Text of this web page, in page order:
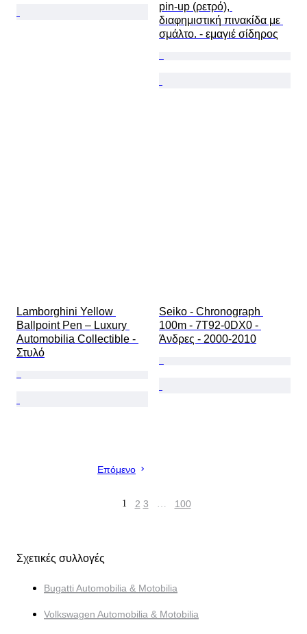
pin‑up (ρετρό),
διαφημιστική πινακίδα με
σμάλτο. - εμαγιέ σίδηρος
Lamborghini Yellow
Ballpoint Pen – Luxury
Automobilia Collectible -
Στυλό
Seiko - Chronograph
100m - 7T92-0DX0 -
Άνδρες - 2000-2010
Επόμενο
1 2 3 … 100
Σχετικές συλλογές
Bugatti Automobilia & Motobilia
Volkswagen Automobilia & Motobilia